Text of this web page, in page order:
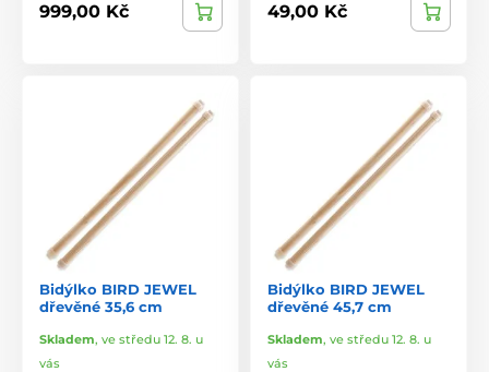
999,00 Kč 49,00 Kč
Bidýlko BIRD JEWEL
dřevěné 35,6 cm
Skladem, ve středu 12. 8. u
vás
Bidýlko BIRD JEWEL
dřevěné 45,7 cm
Skladem, ve středu 12. 8. u
vás